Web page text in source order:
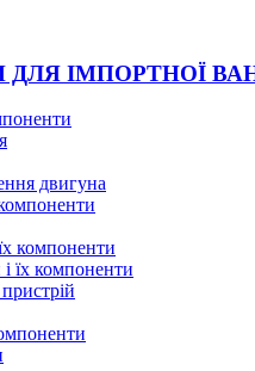
ДЛЯ ІМПОРТНОЇ
двигуна
компоненти
їх компоненти